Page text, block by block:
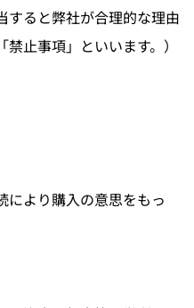
すると弊社が合理的な理由
止事項」といいます。）
により購入の意思をもっ